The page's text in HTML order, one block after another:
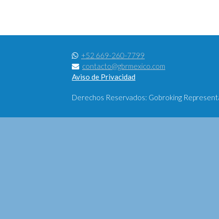
+52 669-260-7799
contacto@gbrmexico.com
Aviso de Privacidad
Derechos Reservados: Gobroking